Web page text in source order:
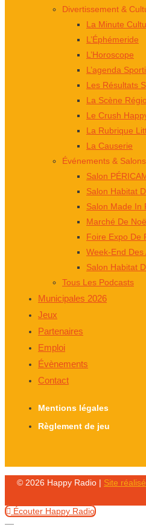
Divertissement &
La Minute
L’Éphémeride
L’Horoscope
L’agenda
Les Résultats
La Scène
Le Crush
La Rubrique
La Causerie
Événements & Salons
Salon
Salon Habitat
Salon Made In
Marché De
Foire Expo De
Week-End Des
Salon Habitat
Tous Les Podcasts
Municipales 2026
Jeux
Partenaires
Emploi
Évènements
Contact
Mentions légales
Règlement de jeu
© 2026 Happy Radio | Site
Écouter Happy Radio